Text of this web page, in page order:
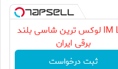
IM LS7 لوکس ترین شاسی بلند
برقی ایران
ثبت درخواست